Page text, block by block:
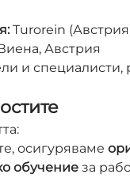
Turorein
Австрия
и специалисти,
осигуряваме
обучение за